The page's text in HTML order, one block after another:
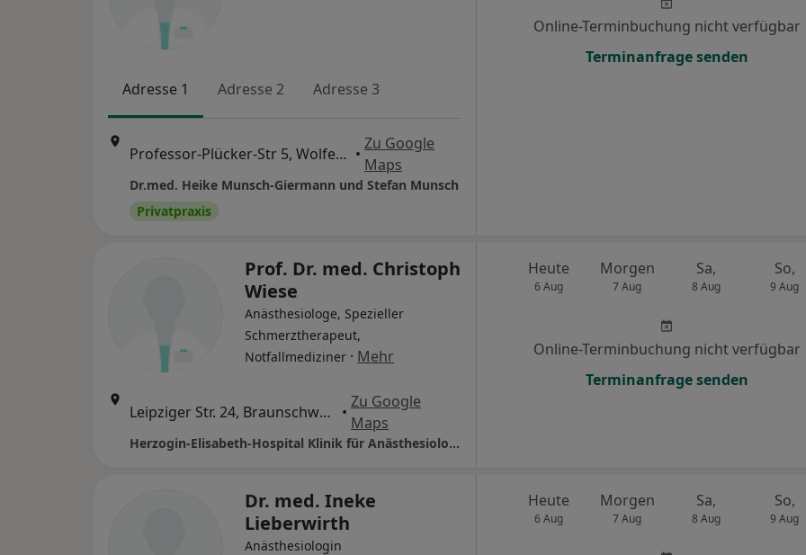
Adresse 1 Adresse 2 Adresse 3
Professor-Plücker-Str 5, Wolfenbüttel •
Zu Google
Maps
Dr.med. Heike Munsch-Giermann und Stefan Munsch
Privatpraxis
Online-Terminbuchung nicht verfügbar
Terminanfrage senden
Prof. Dr. med. Christoph
Wiese
Anästhesiologe, Spezieller
Schmerztherapeut,
Notfallmediziner · Mehr
Leipziger Str. 24, Braunschweig •
Zu Google
Maps
Herzogin-Elisabeth-Hospital Klinik für Anästhesiologie und Intensivmedizin
Heute
6 Aug
Morgen
7 Aug
Sa,
8 Aug
So,
9 Aug
Online-Terminbuchung nicht verfügbar
Terminanfrage senden
Dr. med. Ineke
Lieberwirth
Anästhesiologin
Heute
6 Aug
Morgen
7 Aug
Sa,
8 Aug
So,
9 Aug